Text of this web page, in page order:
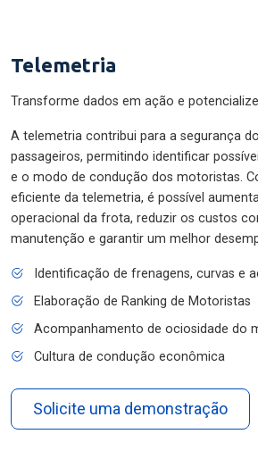
Telemetria
Transforme dados em ação e
A telemetria contribui para a segurança
passageiros, permitindo identificar
e o modo de condução dos motoristas.
eficiente da telemetria, é possível
operacional da frota, reduzir os custos
manutenção e garantir um melhor
Identificação de frenagens, curvas e
Elaboração de Ranking de Motoristas
Acompanhamento de ociosidade do
Cultura de condução econômica
Solicite uma demonstração